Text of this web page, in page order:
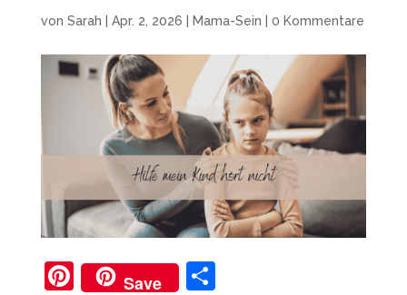
von Sarah Apr. 2, 2026 Mama-Sein 0 Kommentare
Pi
Save
T